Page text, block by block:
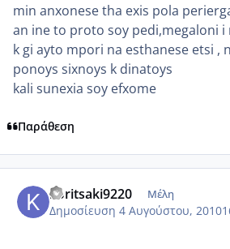
min anxonese tha exis pola
an ine to proto soy pedi,megaloni
k gi ayto mpori na esthanese etsi ,
ponoys sixnoys k dinatoys
kali sunexia soy efxome
Παράθεση
koritsaki9220 Μέλη
Δημοσίευση 4 Αυγούστου, 2010